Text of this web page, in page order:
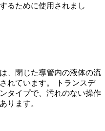
るために使用されまし
、閉じた導管内の液体の流
れています。 トランスデ
タイプで、汚れのない操作
ります。